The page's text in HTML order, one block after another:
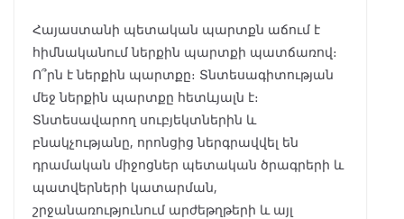
Հայաստանի պետական պարտքն աճում է
հիմնականում ներքին պարտքի պատճառով։
Ո՞րն է ներքին պարտքը։ Տնտեսագիտության
մեջ ներքին պարտքը հետևյալն է։
Տնտեսավարող սուբյեկտներին և
բնակչությանը, որոնցից ներգրավվել են
դրամական միջոցներ պետական ծրագրերի և
պատվերների կատարման,
շրջանառությունում արժեթղթերի և այլ